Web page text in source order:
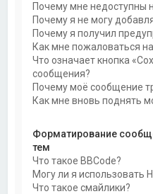
Почему мне недоступны
Почему я не могу
Почему я получил
Как мне пожаловаться
Что означает кнопка
сообщения?
Почему моё сообщение
Как мне вновь поднять
Форматирование
тем
Что такое BBCode?
Могу ли я использовать
Что такое смайлики?